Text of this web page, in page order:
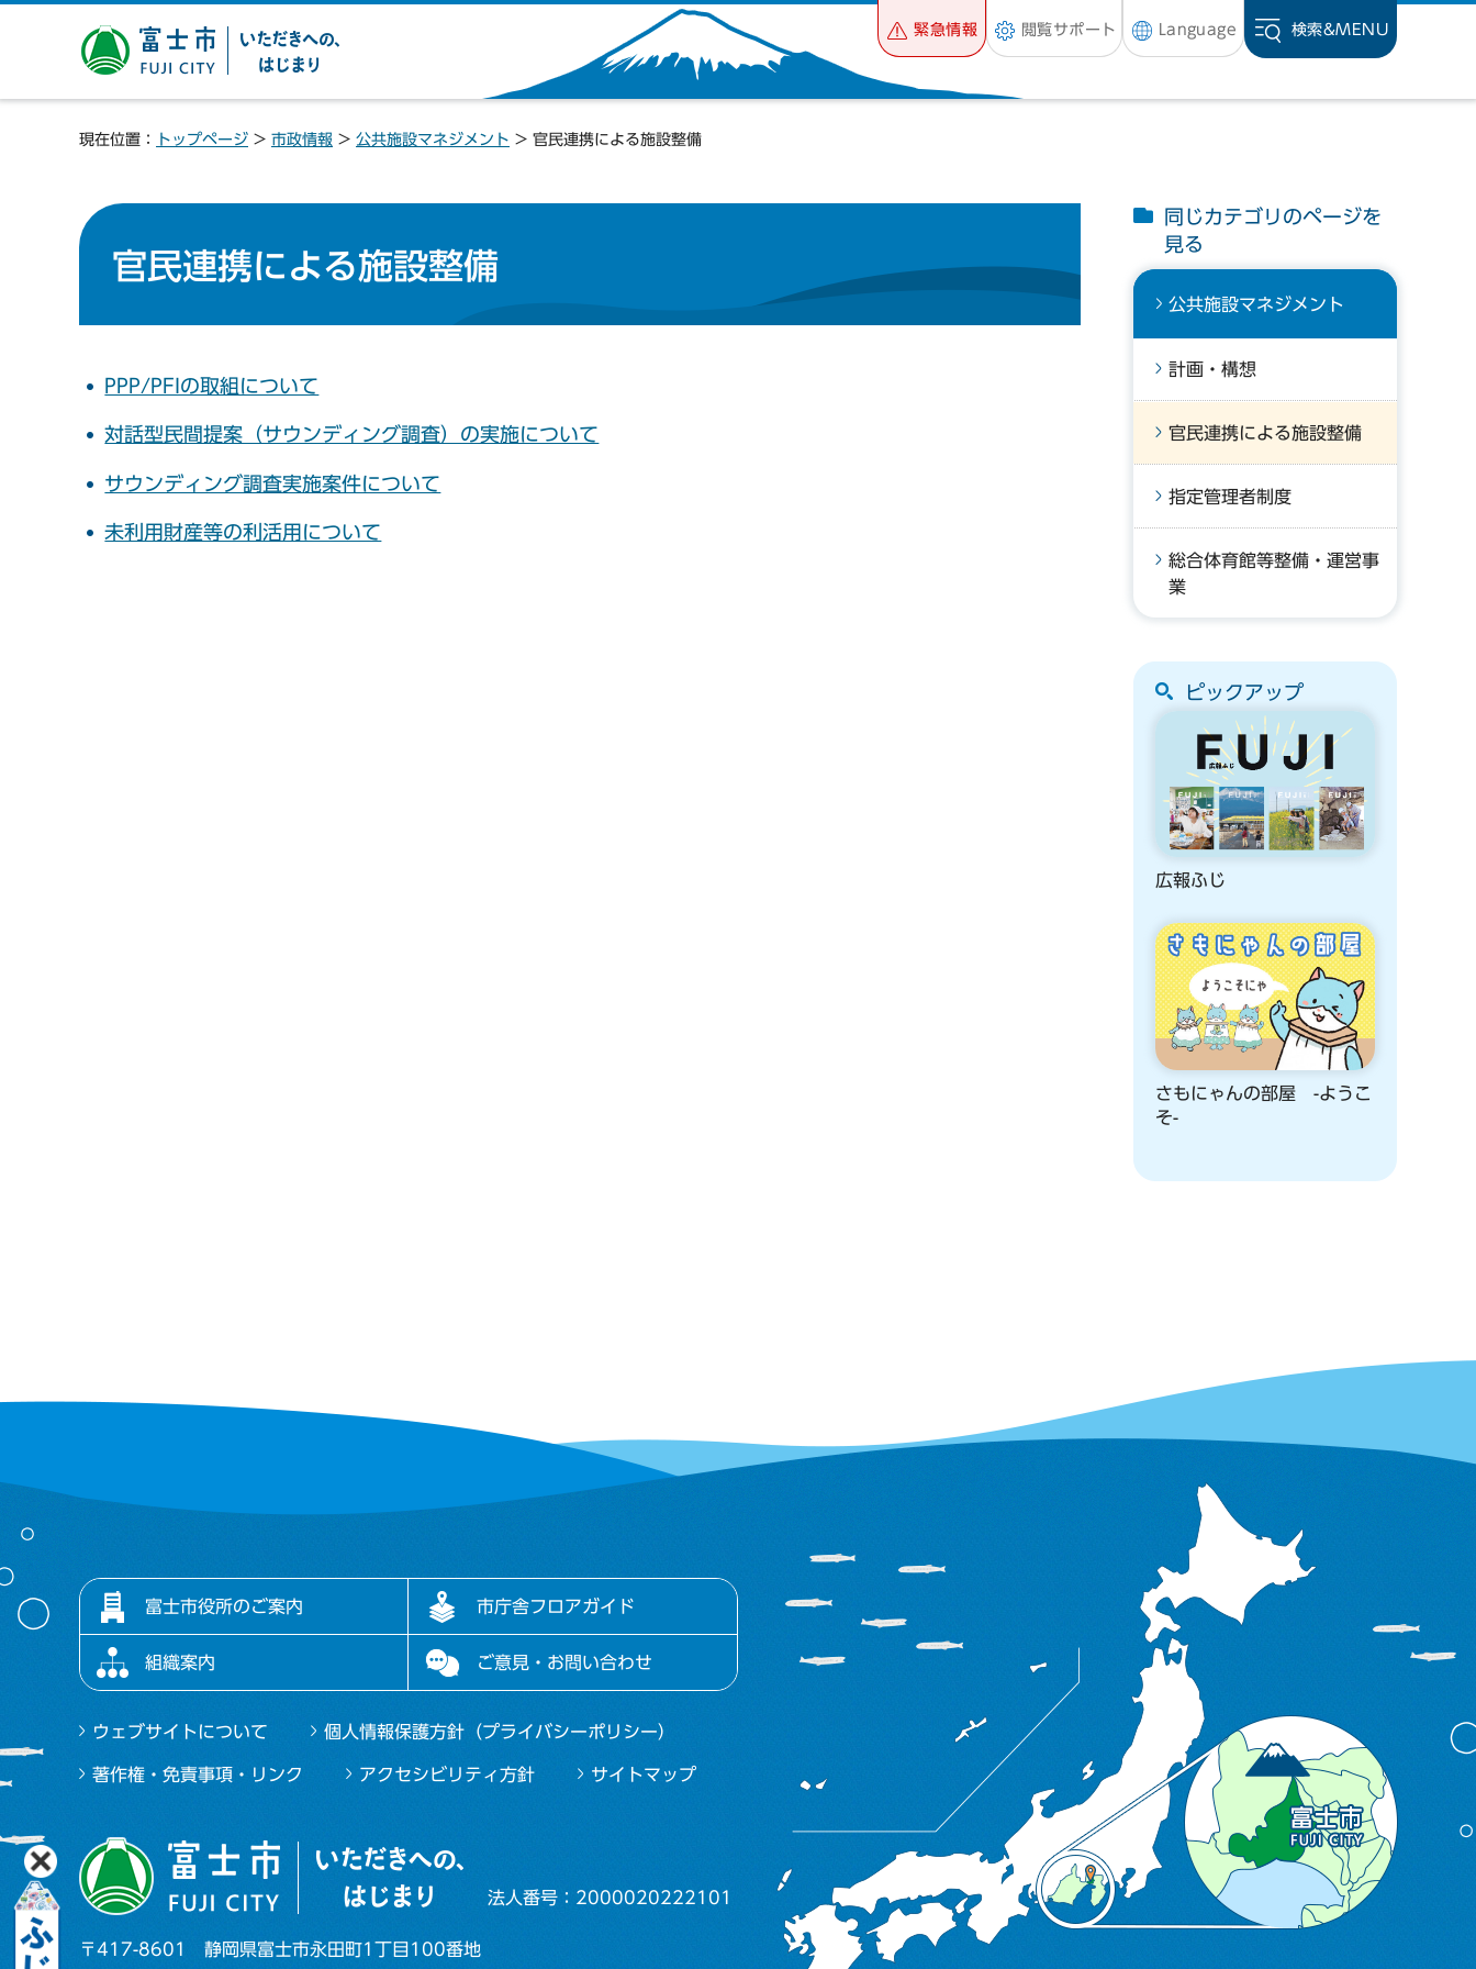
富士市 いただきへの、は
じまり
緊急情報 閲覧サポート Language 検索&MENU
現在位置： トップページ > 市政情報 > 公共施設マネジメント > 官民連携による施設整備
官民連携による施設整備
PPP/PFIの取組について
対話型民間提案（サウンディング調査）の実施について
サウンディング調査実施案件について
未利用財産等の利活用について
同じカテゴリのページを
見る
公共施設マネジメント
計画・構想
官民連携による施設整備
指定管理者制度
総合体育館等整備・運営事
業
ピックアップ
広報ふじ
さもにゃんの部屋 -ようこ
そ-
富士市役所のご案内 市庁舎フロアガイド
組織案内 ご意見・お問い合わせ
ウェブサイトについて 個人情報保護方針（プライバシーポリシー）
著作権・免責事項・リンク アクセシビリティ方針 サイトマップ
法人番号：2000020222101
〒417-8601 静岡県富士市永田町1丁目100番地